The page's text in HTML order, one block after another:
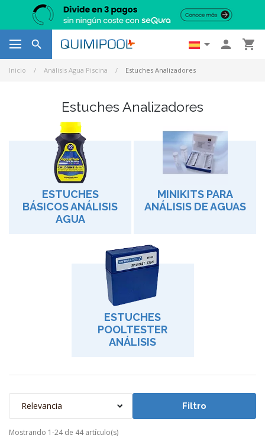
   
Inicio Análisis Agua Piscina Estuches Analizadores
Estuches Analizadores
ESTUCHES
BÁSICOS ANÁLISIS
AGUA
MINIKITS PARA
ANÁLISIS DE AGUAS
ESTUCHES
POOLTESTER
ANÁLISIS
Relevancia Filtro
Mostrando 1-24 de 44 artículo(s)